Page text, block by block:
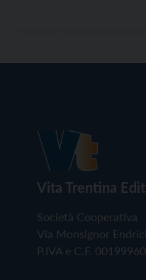
Vita Trentina
Società Cooperativa
Via Monsignor
P.IVA e C.F.